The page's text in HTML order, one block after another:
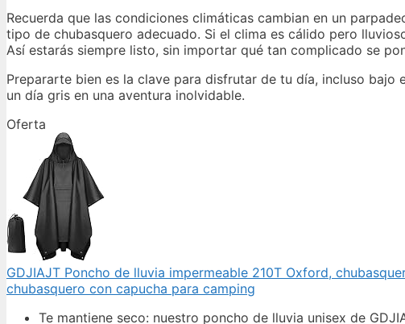
Recuerda que las condiciones climáticas cambian en un
tipo de chubasquero adecuado. Si el clima es cálido pero
Así estarás siempre listo, sin importar qué tan complicado se
Prepararte bien es la clave para disfrutar de tu día, incluso
un día gris en una aventura inolvidable.
Oferta
GDJIAJT Poncho de lluvia impermeable 210T Oxford,
chubasquero con capucha para camping
Te mantiene seco: nuestro poncho de lluvia unisex de